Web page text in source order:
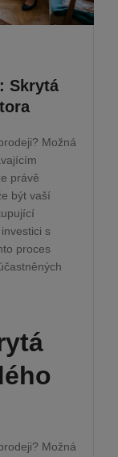
Skrytá
Možná
právě
být vaší
s
proces
Možná